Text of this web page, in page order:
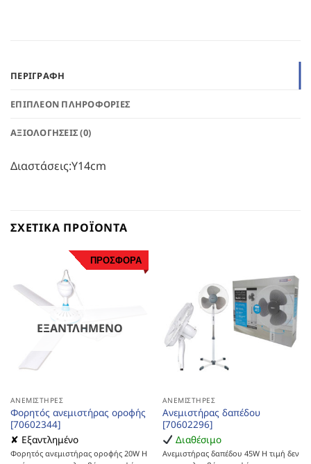
ΠΕΡΙΓΡΑΦΉ
ΕΠΙΠΛΈΟΝ ΠΛΗΡΟΦΟΡΊΕΣ
ΑΞΙΟΛΟΓΉΣΕΙΣ (0)
Διαστάσεις:Υ14cm
ΣΧΕΤΙΚΆ ΠΡΟΪΌΝΤΑ
ΠΡΟΣΦΟΡΑ
ΕΞΑΝΤΛΗΜΈΝΟ
ΑΝΕΜΙΣΤΉΡΕΣ
Φορητός ανεμιστήρας οροφής
[70602344]
✘ Εξαντλημένο
Φορητός ανεμιστήρας οροφής 20W Η
ΑΝΕΜΙΣΤΉΡΕΣ
Ανεμιστήρας δαπέδου
[70602296]
Διαθέσιμο
Ανεμιστήρας δαπέδου 45W Η τιμή δεν